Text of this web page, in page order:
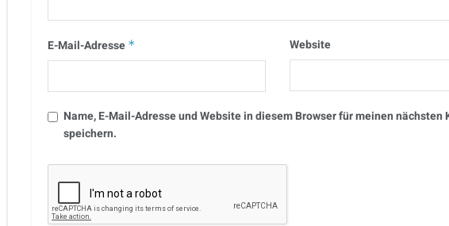
E-Mail-Adresse * Website
Name, E-Mail-Adresse und Website in diesem Browser für meinen nächsten
speichern.